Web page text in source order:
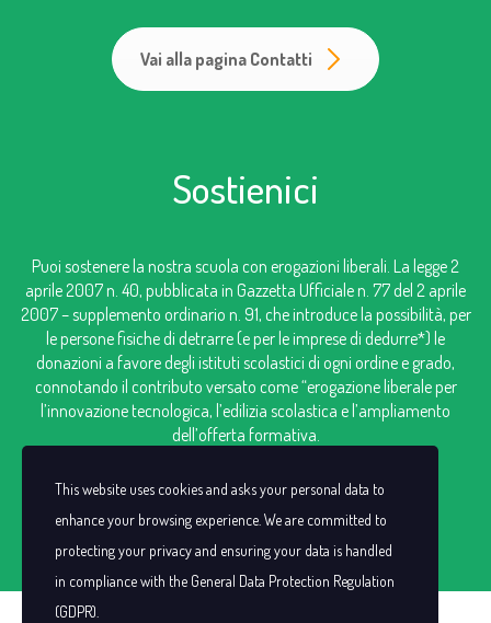
Vai alla pagina Contatti
Sostienici
Puoi sostenere la nostra scuola con erogazioni liberali. La legge 2
aprile 2007 n. 40, pubblicata in Gazzetta Ufficiale n. 77 del 2 aprile
2007 – supplemento ordinario n. 91, che introduce la possibilità, per
le persone fisiche di detrarre (e per le imprese di dedurre*) le
donazioni a favore degli istituti scolastici di ogni ordine e grado,
connotando il contributo versato come “erogazione liberale per
l’innovazione tecnologica, l’edilizia scolastica e l’ampliamento
dell’offerta formativa.
This website uses cookies and asks your personal data to
enhance your browsing experience. We are committed to
protecting your privacy and ensuring your data is handled
in compliance with the General Data Protection Regulation
(GDPR)